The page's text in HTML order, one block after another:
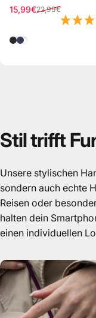
Verkaufspreis
15,99€
Normaler Preis
22,99€
Schwarz
Nacht Blau
Stiltrifft
Unsere stylischen
sondern auch echte
Reisen oder
halten dein
einen individuellen